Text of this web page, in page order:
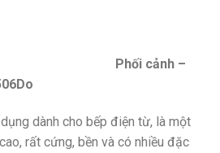
cảnh –
dành cho bếp điện từ, là một
rất cứng, bền và có nhiều đặc